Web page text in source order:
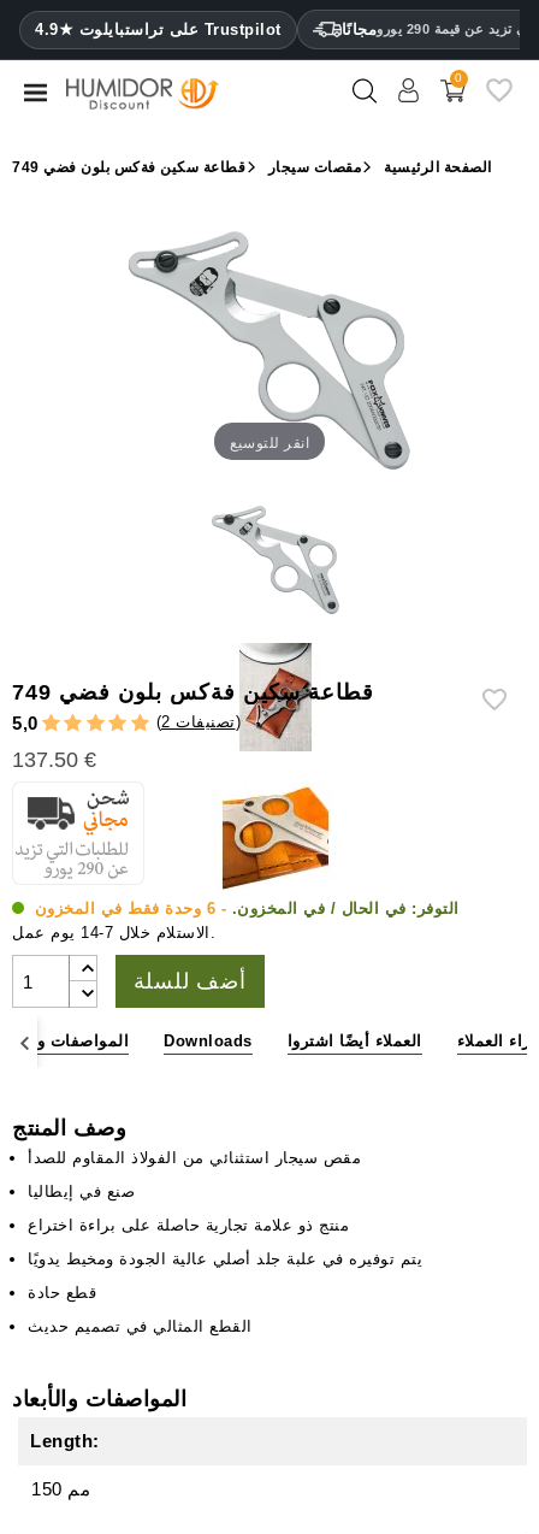
4.9★ على تراستبايلوت Trustpilot مجانًا عن قيمة 290 يورو CATEGORY
مرطب
ترطيب
0
الصفحة الرئيسية مقصات سيجار قطاعة سكين فةكس بلون فضي 749
انقر للتوسيع
قطاعة سكين فةكس بلون فضي 749
5,0 ( 2 تصنيفات)
137.50 €
التوفر: في الحال / في المخزون. - 6 وحدة فقط في المخزون
الاستلام خلال 7-14 يوم عمل.
أضف للسلة
المواصفات Downloads العملاء أيضًا اشتروا آراء العملاء
وصف المنتج
مقص سيجار استثنائي من الفولاذ المقاوم للصدأ
صنع في إيطاليا
منتج ذو علامة تجارية حاصلة على براءة اختراع
يتم توفيره في علبة جلد أصلي عالية الجودة ومخيط يدويًا
قطع حادة
القطع المثالي في تصميم حديث
المواصفات والأبعاد
Length:
150 مم